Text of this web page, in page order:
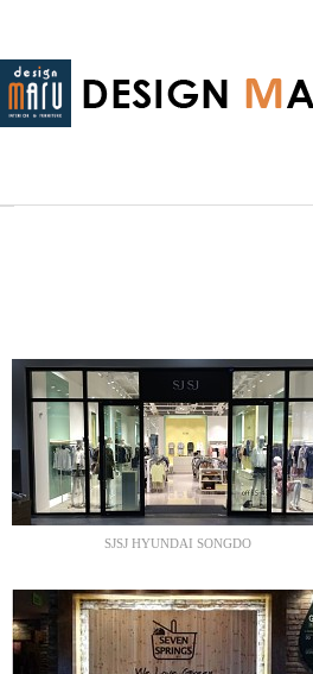
SJSJ HYUNDAI SONGDO